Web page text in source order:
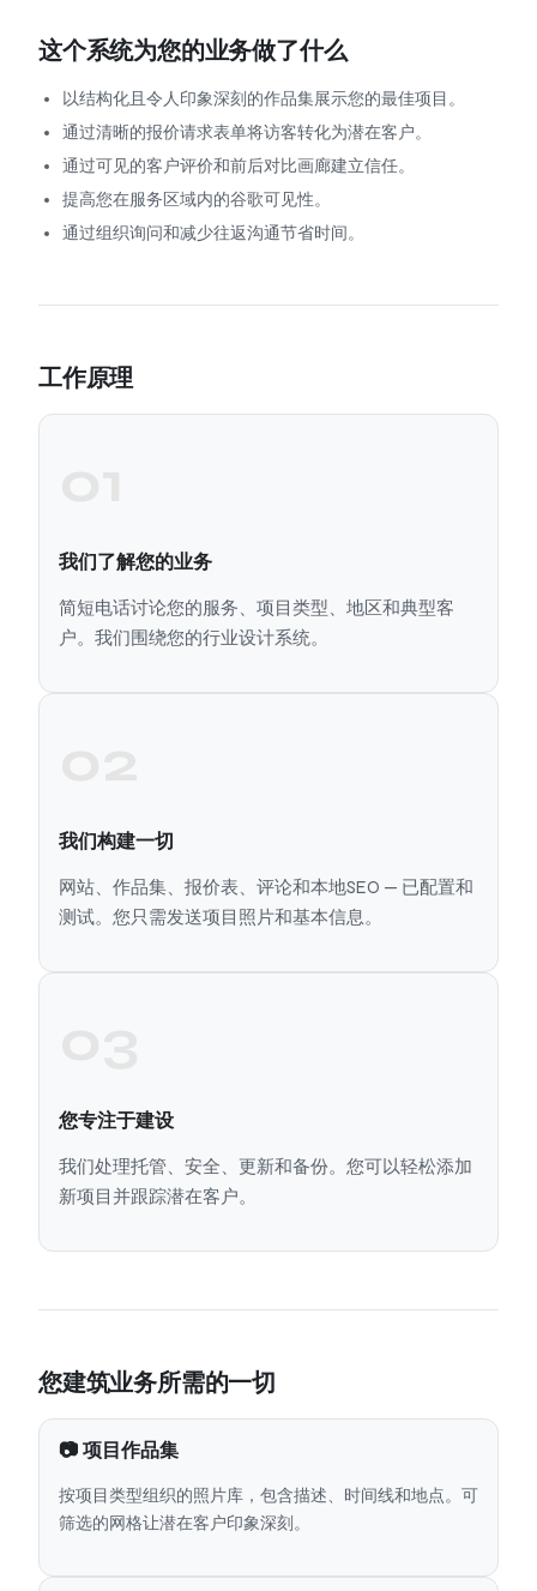
这个系统为您的业务做了什么
以结构化且令人印象深刻的作品集展示您的最佳项目。
通过清晰的报价请求表单将访客转化为潜在客户。
通过可见的客户评价和前后对比画廊建立信任。
提高您在服务区域内的谷歌可见性。
通过组织询问和减少往返沟通节省时间。
工作原理
我们了解您的业务
简短电话讨论您的服务、项目类型、地区和典型客
户。我们围绕您的行业设计系统。
我们构建一切
网站、作品集、报价表、评论和本地SEO — 已配置和
测试。您只需发送项目照片和基本信息。
您专注于建设
我们处理托管、安全、更新和备份。您可以轻松添加
新项目并跟踪潜在客户。
您建筑业务所需的一切
📷 项目作品集
按项目类型组织的照片库，包含描述、时间线和地点。可
筛选的网格让潜在客户印象深刻。